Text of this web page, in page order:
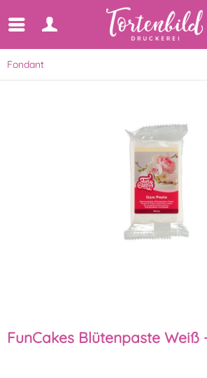
Fondant
FunCakes Blütenpaste Weiß